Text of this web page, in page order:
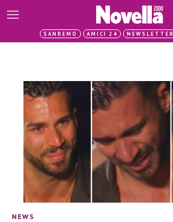
SANREMO AMICI 24 NEWSLETTER
NEWS